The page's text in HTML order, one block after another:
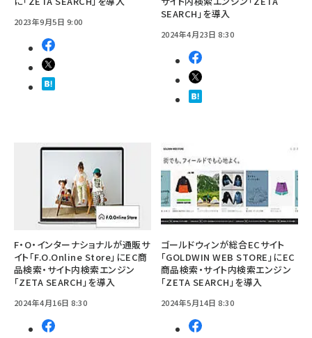
2023年9月5日 9:00
SEARCH」を導入
2024年4月23日 8:30
F・O・インターナショナルが通販サ
イト「F.O.Online Store」にEC商
品検索・サイト内検索エンジン
「ZETA SEARCH」を導入
2024年4月16日 8:30
ゴールドウィンが総合ECサイト
「GOLDWIN WEB STORE」にEC
商品検索・サイト内検索エンジン
「ZETA SEARCH」を導入
2024年5月14日 8:30